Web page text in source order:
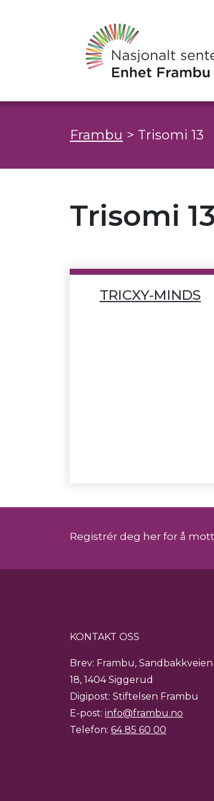
Frambu > Trisomi 13
Trisomi 13
TRICXY-MINDS
Registrér deg her for å
KONTAKT OSS
Brev: Frambu, Sandbakkveien
18, 1404 Siggerud
Digipost: Stiftelsen Frambu
E-post: info@frambu.no
Telefon: 64 85 60 00